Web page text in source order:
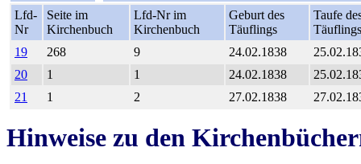
Lfd-
Nr
Seite im
Kirchenbuch
Lfd-Nr im
Kirchenbuch
Geburt des
Täuflings
Taufe
Täuflings
19
268 9 24.02.1838
20
1 1 24.02.1838
21
1 2 27.02.1838
Hinweise zu den